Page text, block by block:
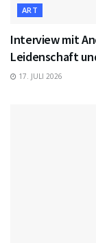
ART
Interview mit
Leidenschaft
17. JULI 2026